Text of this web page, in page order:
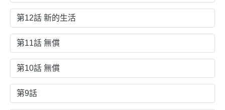
第12話 新的生活
第11話 無償
第10話 無償
第9話